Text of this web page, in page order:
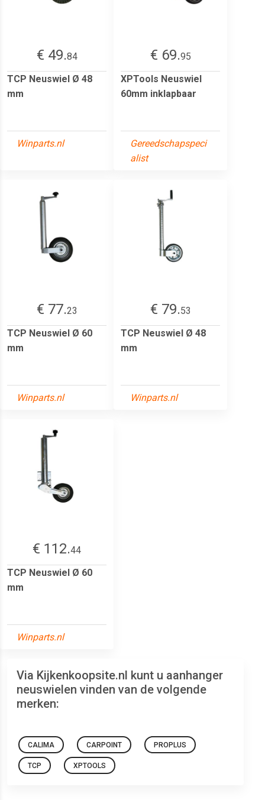
€ 49.84
TCP Neuswiel Ø 48
mm
Winparts.nl
€ 69.95
XPTools Neuswiel
60mm inklapbaar
Gereedschapspeci
alist
€ 77.23
TCP Neuswiel Ø 60
mm
Winparts.nl
€ 79.53
TCP Neuswiel Ø 48
mm
Winparts.nl
€ 112.44
TCP Neuswiel Ø 60
mm
Winparts.nl
Via Kijkenkoopsite.nl kunt u aanhanger
neuswielen vinden van de volgende
merken:
CALIMA CARPOINT PROPLUS
TCP XPTOOLS